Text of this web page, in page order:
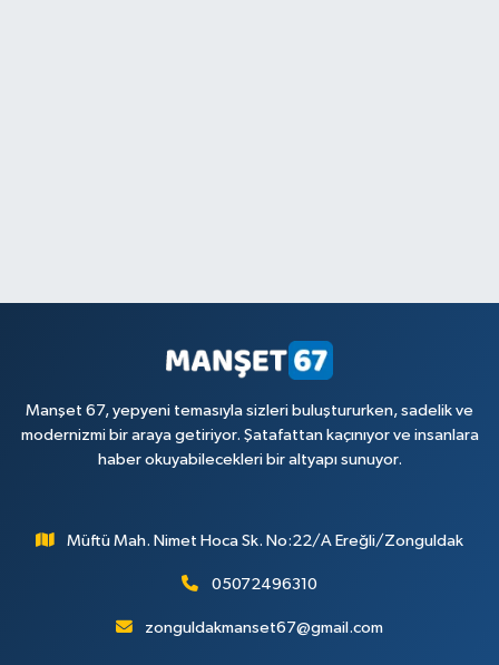
Manşet 67, yepyeni temasıyla sizleri buluştururken, sadelik ve
modernizmi bir araya getiriyor. Şatafattan kaçınıyor ve insanlara
haber okuyabilecekleri bir altyapı sunuyor.
Müftü Mah. Nimet Hoca Sk. No:22/A Ereğli/Zonguldak
05072496310
zonguldakmanset67@gmail.com